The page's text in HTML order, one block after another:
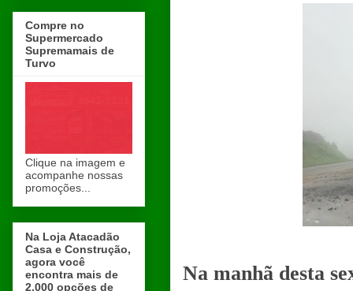
Na manhã desta
Compre no
Supermercado
Supremamais de
Turvo
Clique na imagem e
acompanhe nossas
promoções...
Na Loja Atacadão
Casa e Construção,
agora você
encontra mais de
2.000 opções de